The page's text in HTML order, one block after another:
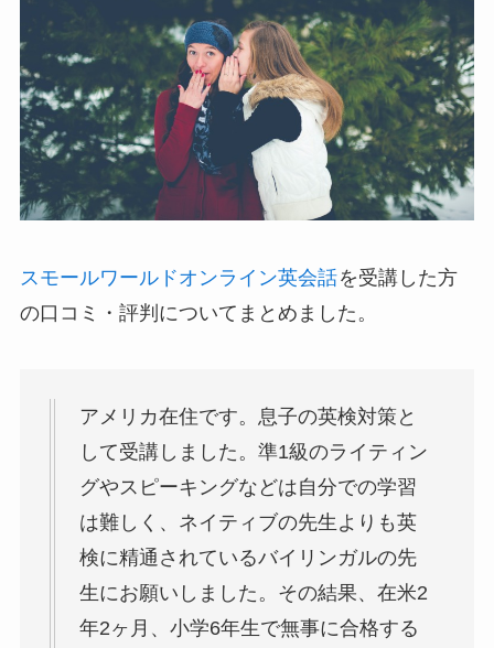
スモールワールドオンライン英会話を受講した方
の口コミ・評判についてまとめました。
アメリカ在住です。息子の英検対策と
して受講しました。準1級のライティン
グやスピーキングなどは自分での学習
は難しく、ネイティブの先生よりも英
検に精通されているバイリンガルの先
生にお願いしました。その結果、在米2
年2ヶ月、小学6年生で無事に合格する